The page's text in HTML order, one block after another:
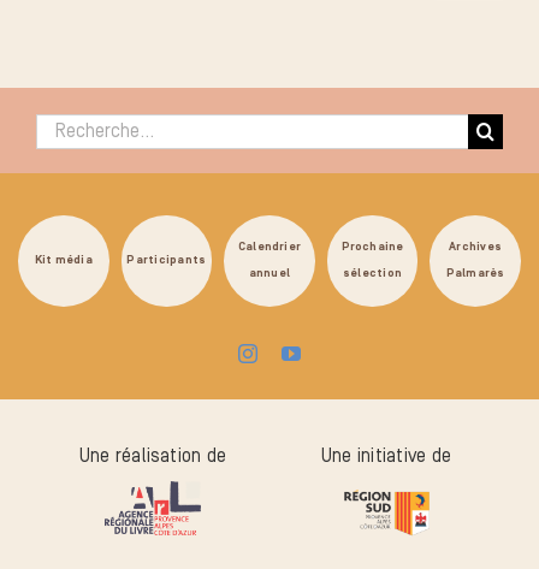
Rechercher :
Kit média Participants
Calendrier
annuel
Prochaine
sélection
Archives
Palmarès
Une réalisation de Une initiative de